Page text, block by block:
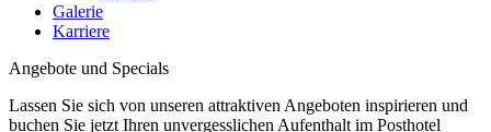
Galerie
Karriere
Angebote und Specials
Lassen Sie sich von unseren attraktiven Angeboten inspirieren und
buchen Sie jetzt Ihren unvergesslichen Aufenthalt im Posthotel